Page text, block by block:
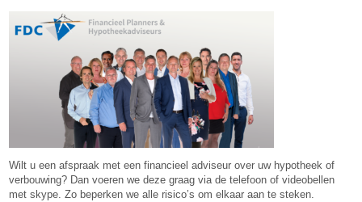
Wilt u een afspraak met een financieel adviseur over uw hypotheek of
verbouwing? Dan voeren we deze graag via de telefoon of videobellen
met skype. Zo beperken we alle risico’s om elkaar aan te steken.